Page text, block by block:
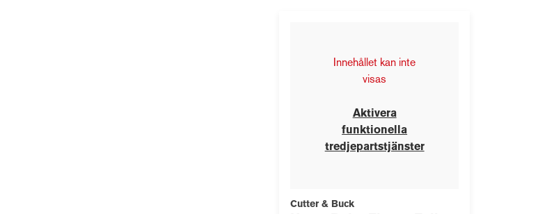
Innehållet kan inte
visas
Aktivera
funktionella
tredjepartstjänster
Cutter & Buck